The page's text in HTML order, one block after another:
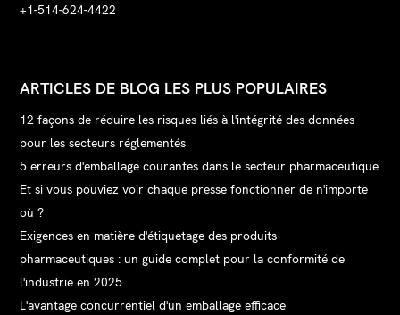
+1-514-624-4422
ARTICLES DE BLOG LES PLUS POPULAIRES
12 façons de réduire les risques liés à l'intégrité des données
pour les secteurs réglementés
5 erreurs d'emballage courantes dans le secteur pharmaceutique
Et si vous pouviez voir chaque presse fonctionner de n'importe
où ?
Exigences en matière d'étiquetage des produits
pharmaceutiques : un guide complet pour la conformité de
l'industrie en 2025
L'avantage concurrentiel d'un emballage efficace